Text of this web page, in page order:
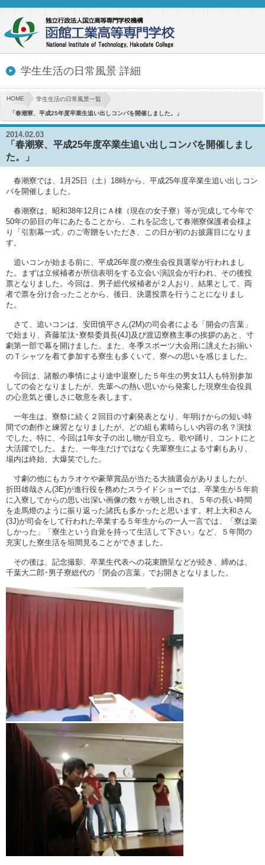
学生生活の日常風景 詳細
HOME 学生生活の日常風景一覧
「春潮寮、平成25年度卒業生追い出しコンパを開催しました。」
2014.02.03
「春潮寮、平成25年度卒業生追い出しコンパを開催しまし
た。」
春潮寮では、1月25日（土）18時から、平成25年度卒業生追い出しコン
パを開催しました。
春潮寮は、昭和38年12月にＡ棟（現在の女子寮）等が完成して今年で
50年の節目の年にあたることから、これを記念して春潮寮保護者会様よ
り「引割幕一式」のご寄贈をいただき、この日が初のお披露目になりま
す。
追いコンが始まる前に、平成26年度の寮生会役員選挙が行われまし
た。まずは立候補者が所信表明をする立会い演説会が行われ、その後投
票となりました。今回は、男子総代候補者が２人おり、結果として、両
者で票を分け合ったことから、後日、決選投票を行うことになりまし
た。
さて、追いコンは、安田慎平さん(2M)の司会者による「開会の言葉」
で始まり、斉藤笙汰･寮祭委員長(4J)及び渡辺寮務主事の挨拶のあと、寸
劇第一部で幕を開けました。また、冬季スポーツ大会用に誂えたお揃い
のＴシャツを着て参加する寮生も多くいて、寮への思いを感じました。
今回は、諸般の事情により途中退寮した５年生の男女11人も特別参加
しての会となりましたが、先輩への熱い思いから発案した現寮生会役員
の心意気と優しさに敬意を表します。
一年生は、寮祭に続く２回目の寸劇発表となり、年明けからの短い時
間での創作と練習となりましたが、どの組も素晴らしい内容の名？演技
でした。特に、今回は1年女子の出し物が目立ち、歌や踊り、コントにと
大活躍でした。また、一年生だけではなく先輩寮生による寸劇もあり、
場内は終始、大爆笑でした。
寸劇の他にもカラオケや豪華賞品が当たる大抽選会がありましたが、
折田雄哉さん(3E)が進行役を務めたスライドショーでは、卒業生が５年前
に入寮してからの思い出深い画像の数々が映し出され、５年の長い時間
を走馬燈のように振り返った諸氏も多かったと思います。村上大和さん
(3J)が司会をして行われた卒業する５年生からの一人一言では、「寮は楽
しかった」「寮生という自覚を持って生活して下さい」など、５年間の
充実した寮生活を垣間見ることができました。
その後は、記念撮影、卒業生代表への花束贈呈などが続き、締めは、
千葉大二郎･男子寮総代の「閉会の言葉」でお開きとなりました。